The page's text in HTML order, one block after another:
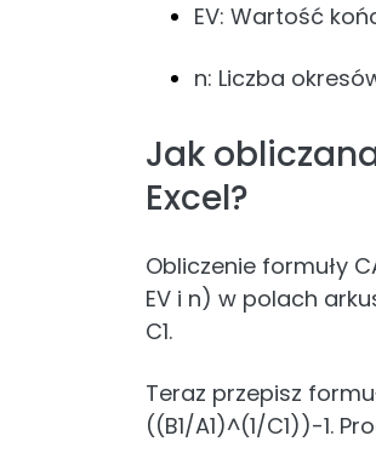
EV: Wartość
n: Liczba
Jak
Excel?
Obliczenie formuły
EV i n) w polach
C1.
Teraz przepisz
((B1/A1)^(1/C1))-1.